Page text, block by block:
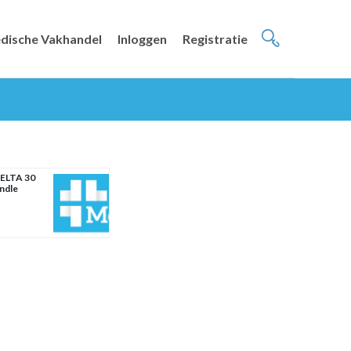
Vakhandel Inloggen Registratie
30